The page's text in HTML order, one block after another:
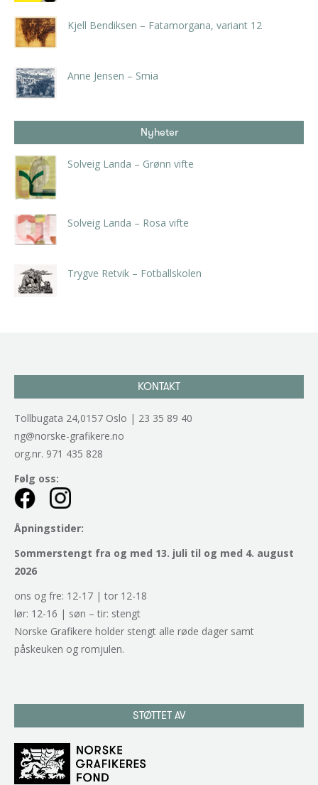
Kjell Bendiksen – Fatamorgana, variant 12
Anne Jensen – Smia
Nyheter
Solveig Landa – Grønn vifte
Solveig Landa – Rosa vifte
Trygve Retvik – Fotballskolen
KONTAKT
Tollbugata 24,0157 Oslo | 23 35 89 40
ng@norske-grafikere.no
org.nr. 971 435 828
Følg oss:
Åpningstider:
Sommerstengt fra og med 13. juli til og med 4. august
2026
ons og fre: 12-17 | tor 12-18
lør: 12-16 | søn – tir: stengt
Norske Grafikere holder stengt alle røde dager samt
påskeuken og romjulen.
STØTTET AV